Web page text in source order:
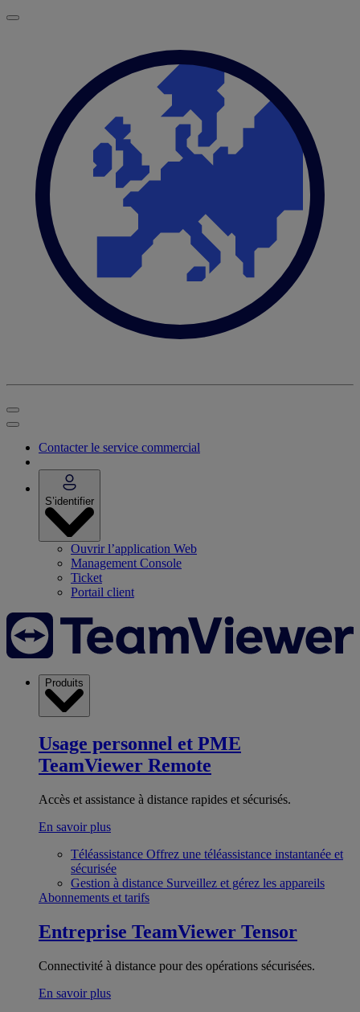
Contacter le service commercial
S’identifier
Ouvrir l’application Web
Management Console
Ticket
Portail client
Produits
Usage personnel et PME
TeamViewer Remote
Accès et assistance à distance rapides et sécurisés.
En savoir plus
Téléassistance Offrez une téléassistance instantanée et
sécurisée
Gestion à distance Surveillez et gérez les appareils
Abonnements et tarifs
Entreprise TeamViewer Tensor
Connectivité à distance pour des opérations sécurisées.
En savoir plus